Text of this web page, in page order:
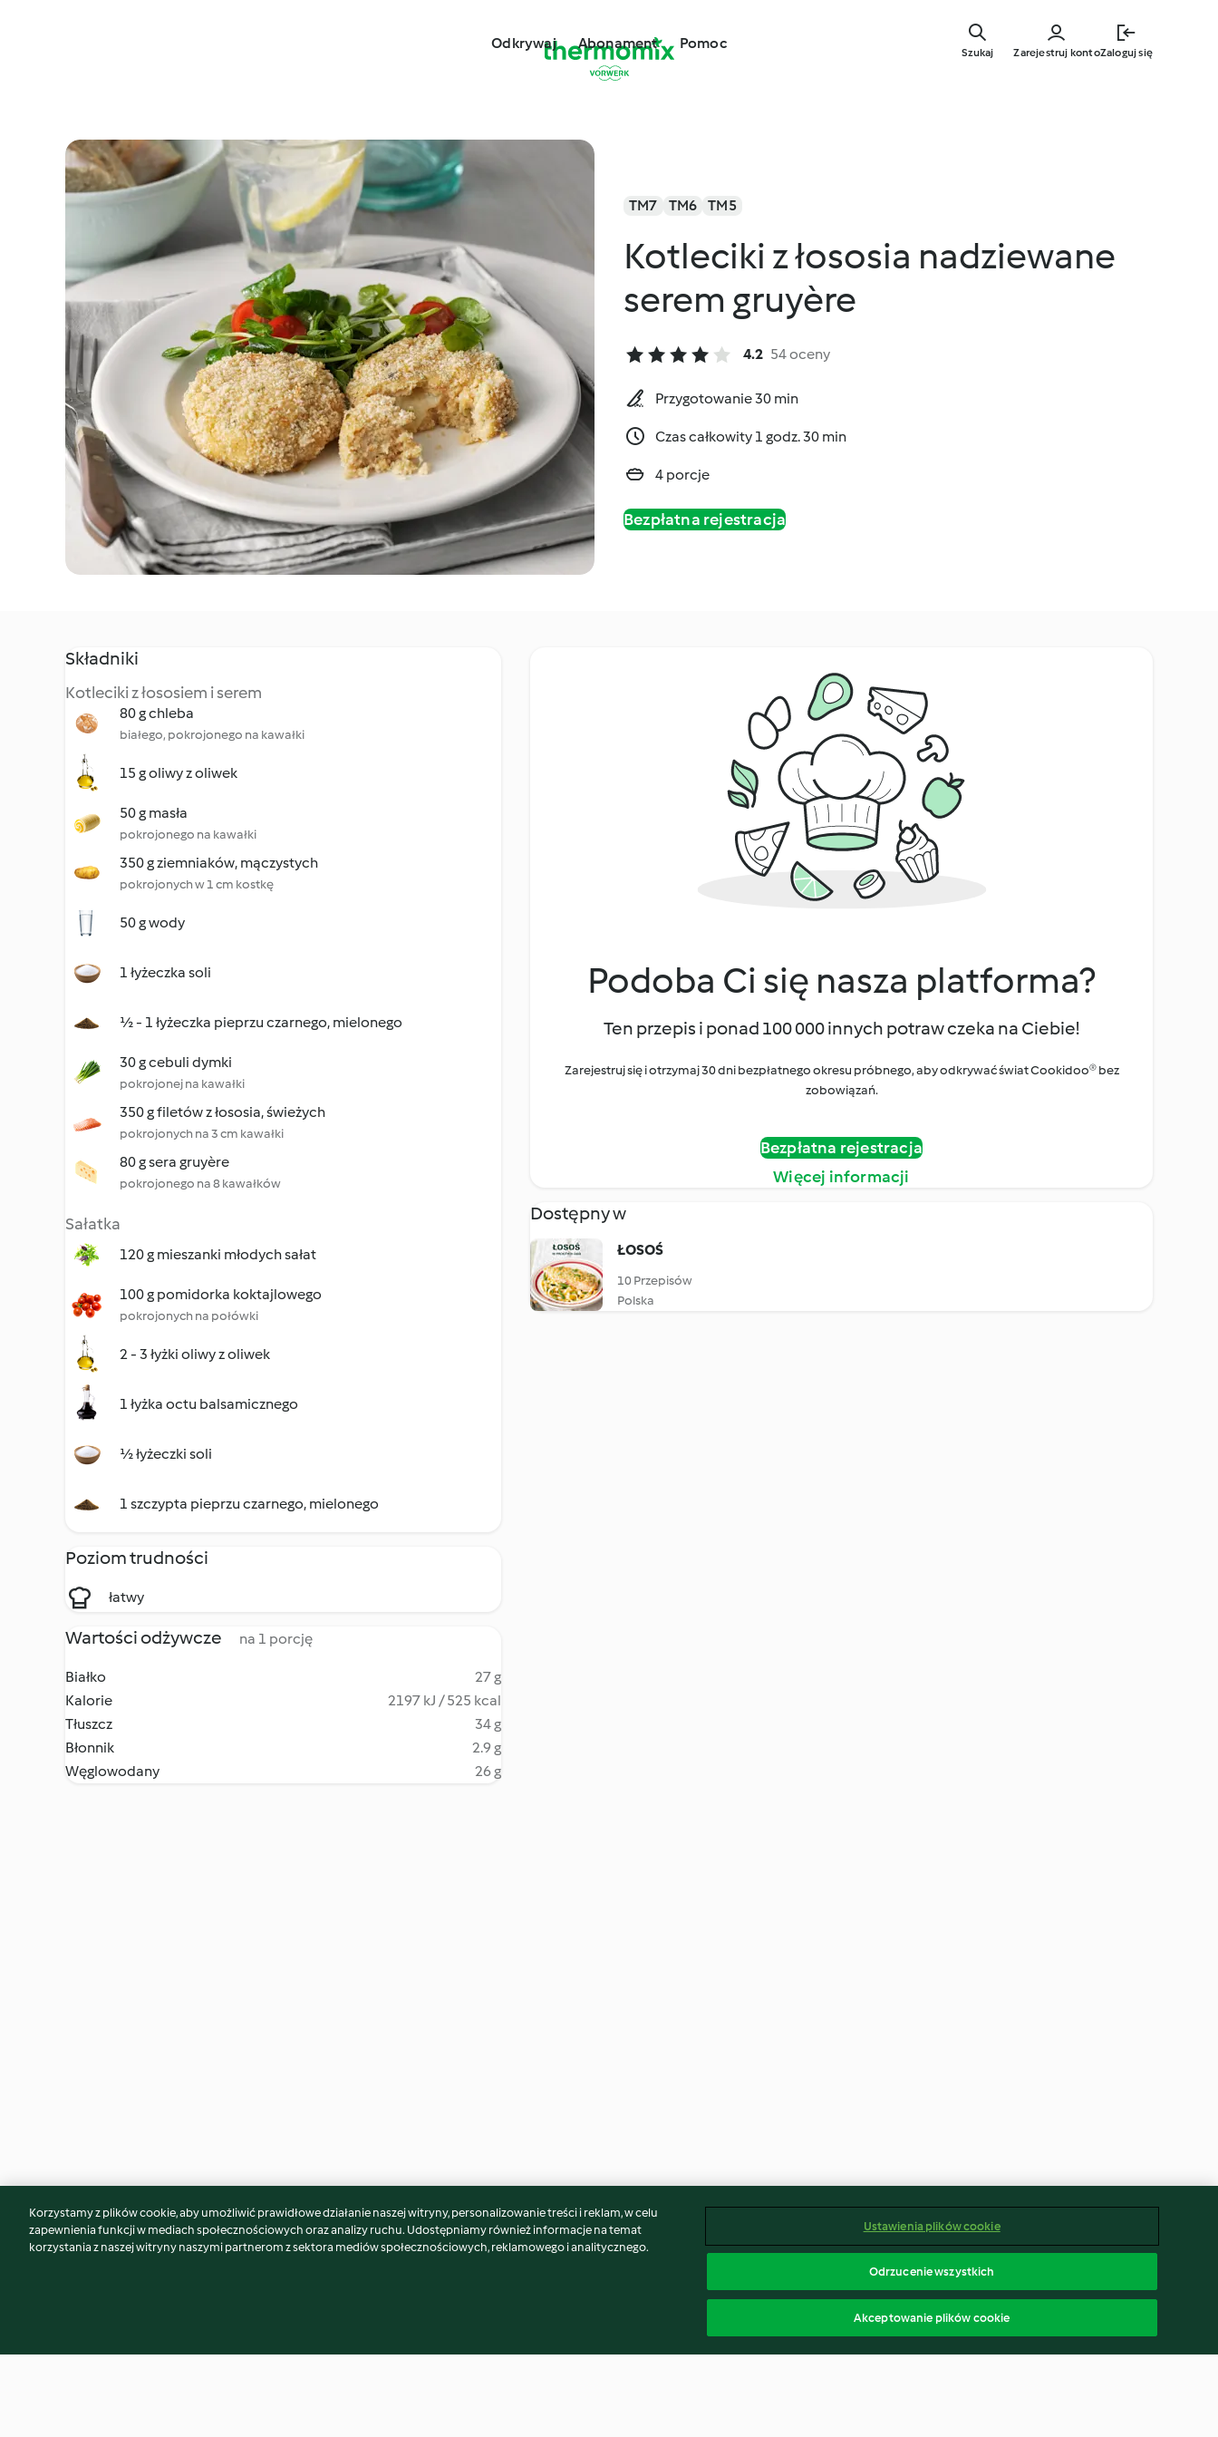
głównej
Odkrywaj Abonament Pomoc
Zarejestruj kontoZaloguj się
Szukaj
TM7 TM6 TM5
Kotleciki z łososia nadziewane
serem gruyère
4.2 54 oceny
Przygotowanie 30 min
Czas całkowity 1 godz. 30 min
4 porcje
Bezpłatna rejestracja
Składniki
Kotleciki z łososiem i serem
80 g chleba
białego, pokrojonego na kawałki
15 g oliwy z oliwek
50 g masła
pokrojonego na kawałki
350 g ziemniaków, mączystych
pokrojonych w 1 cm kostkę
50 g wody
1 łyżeczka soli
½ - 1 łyżeczka pieprzu czarnego, mielonego
30 g cebuli dymki
pokrojonej na kawałki
350 g filetów z łososia, świeżych
pokrojonych na 3 cm kawałki
80 g sera gruyère
pokrojonego na 8 kawałków
Sałatka
120 g mieszanki młodych sałat
100 g pomidorka koktajlowego
pokrojonych na połówki
2 - 3 łyżki oliwy z oliwek
1 łyżka octu balsamicznego
½ łyżeczki soli
1 szczypta pieprzu czarnego, mielonego
Poziom trudności
łatwy
Wartości odżywcze na 1 porcję
Białko
27 g
Kalorie
2197 kJ / 525 kcal
Tłuszcz
34 g
Błonnik
2.9 g
Węglowodany
26 g
Podoba Ci się nasza platforma?
Ten przepis i ponad 100 000 innych potraw czeka na Ciebie!
Zarejestruj się i otrzymaj 30 dni bezpłatnego okresu próbnego, aby odkrywać świat Cookidoo® bez
zobowiązań.
Bezpłatna rejestracja
Więcej informacji
Dostępny w
ŁOSOŚ
10 Przepisów
Polska
Może spodoba Ci się również...
Korzystamy z plików cookie, aby umożliwić prawidłowe działanie naszej witryny, personalizowanie treści i reklam, w celu
zapewnienia funkcji w mediach społecznościowych oraz analizy ruchu. Udostępniamy również informacje na temat
korzystania z naszej witryny naszymi partnerom z sektora mediów społecznościowych, reklamowego i analitycznego.
Ustawienia plików cookie
Odrzucenie wszystkich
Akceptowanie plików cookie